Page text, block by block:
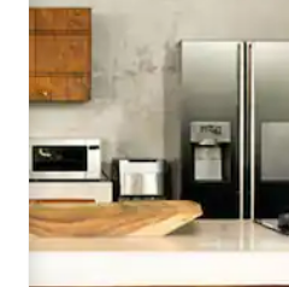
करें या टच या फिर स्वाइप जेस्चर का